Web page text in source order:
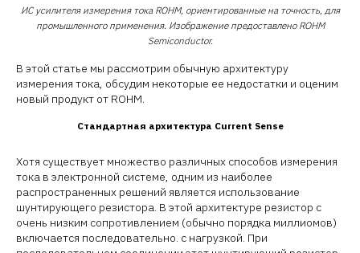
ИС усилителя измерения тока ROHM, ориентированные на точность, для
промышленного применения. Изображение предоставлено ROHM
Semiconductor.
В этой статье мы рассмотрим обычную архитектуру
измерения тока, обсудим некоторые ее недостатки и оценим
новый продукт от ROHM.
Стандартная архитектура Current Sense
Хотя существует множество различных способов измерения
тока в электронной системе, одним из наиболее
распространенных решений является использование
шунтирующего резистора. В этой архитектуре резистор с
очень низким сопротивлением (обычно порядка миллиомов)
включается последовательно. с нагрузкой. При